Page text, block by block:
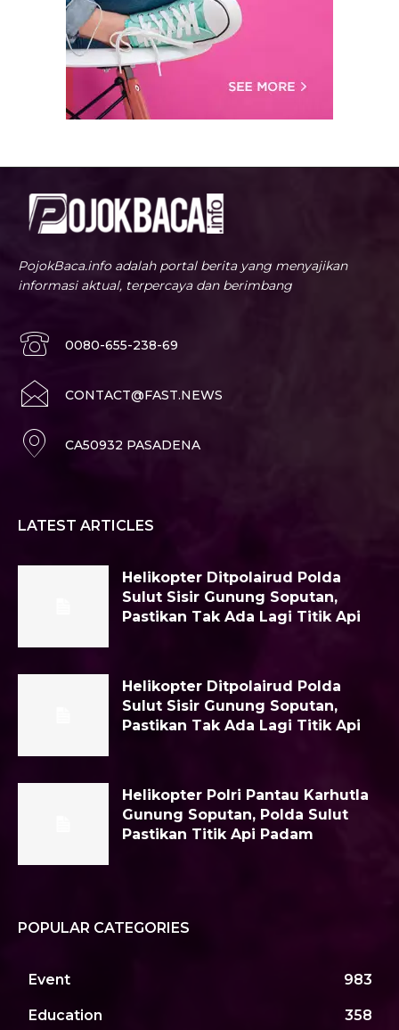
PojokBaca.info adalah portal berita yang menyajikan
informasi aktual, terpercaya dan berimbang
0080-655-238-69
CONTACT@FAST.NEWS
CA50932 PASADENA
LATEST ARTICLES
Helikopter Ditpolairud Polda
Sulut Sisir Gunung Soputan,
Pastikan Tak Ada Lagi Titik Api
Helikopter Ditpolairud Polda
Sulut Sisir Gunung Soputan,
Pastikan Tak Ada Lagi Titik Api
Helikopter Polri Pantau Karhutla
Gunung Soputan, Polda Sulut
Pastikan Titik Api Padam
POPULAR CATEGORIES
Event 983
Education 358